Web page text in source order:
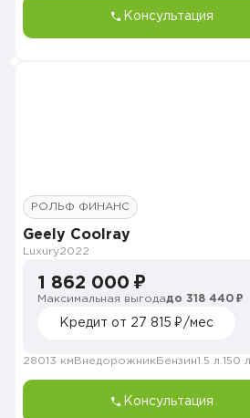
Консультация
РОЛЬФ ФИНАНС
Geely Coolray
Luxury2022
1 862 000 ₽
Максимальная выгодадо 318 440 ₽
Кредит от 27 815 ₽/мес
28013 км Внедорожник Бензин1.5 л. 150
Консультация